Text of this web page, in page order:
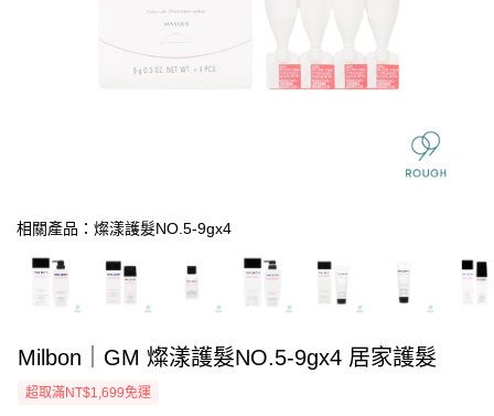
相關產品：燦漾護髮NO.5-9gx4
Milbon｜GM 燦漾護髮NO.5-9gx4 居家護髮
超取滿NT$1,699免運